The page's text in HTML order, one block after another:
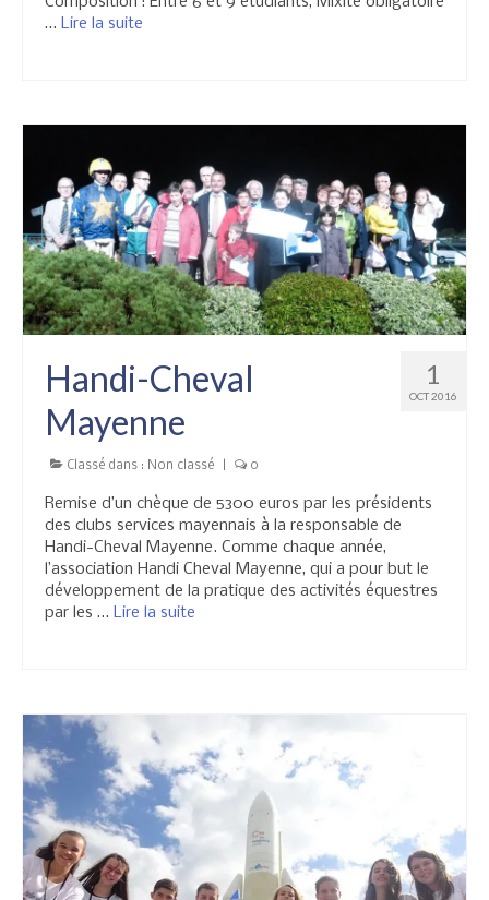
… Lire la suite­­
1
OCT 2016
Handi-Cheval
Mayenne
Classé dans : Non classé 0
Remise d’un chèque de 5300 euros par les présidents
des clubs services mayennais à la responsable de
Handi-Cheval Mayenne. Comme chaque année,
l’association Handi Cheval Mayenne, qui a pour but le
développement de la pratique des activités équestres
par les … Lire la suite­­